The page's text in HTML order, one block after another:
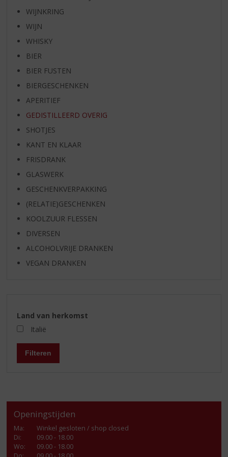
WIJNKRING
WIJN
WHISKY
BIER
BIER FUSTEN
BIERGESCHENKEN
APERITIEF
GEDISTILLEERD OVERIG
SHOTJES
KANT EN KLAAR
FRISDRANK
GLASWERK
GESCHENKVERPAKKING
(RELATIE)GESCHENKEN
KOOLZUUR FLESSEN
DIVERSEN
ALCOHOLVRIJE DRANKEN
VEGAN DRANKEN
Land van herkomst
Italië
Filteren
Openingstijden
Ma:
Winkel gesloten / shop closed
Di:
09.00 - 18.00
Wo:
09.00 - 18.00